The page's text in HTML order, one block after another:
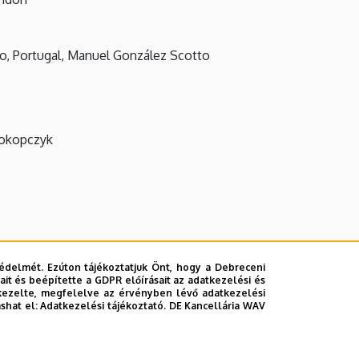
Portugal, Manuel González Scotto
Ezúton tájékoztatjuk Önt, hogy a Debreceni
és beépítette a GDPR előírásait az adatkezelési és
megfelelve az érvényben lévő adatkezelési
el:Adatkezelési tájékoztató. DE Kancellária WAV